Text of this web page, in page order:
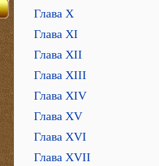
Глава X
Глава XI
Глава XII
Глава XIII
Глава XIV
Глава XV
Глава XVI
Глава XVII